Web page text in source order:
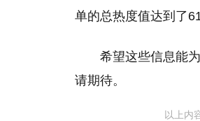
单的总热度值达到了
希望这些信息能
请期待。
以上内